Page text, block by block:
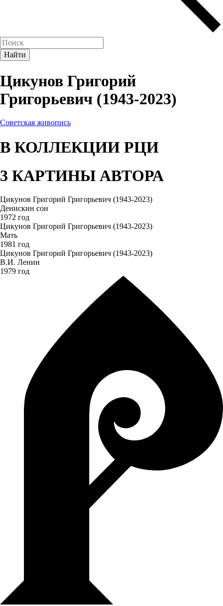
Цикунов Григорий
Григорьевич (1943-2023)
Советская живопись
В КОЛЛЕКЦИИ РЦИ
3 КАРТИНЫ АВТОРА
Цикунов Григорий Григорьевич (1943-2023)
Денискин сон
1972 год
Цикунов Григорий Григорьевич (1943-2023)
Мать
1981 год
Цикунов Григорий Григорьевич (1943-2023)
В.И. Ленин
1979 год